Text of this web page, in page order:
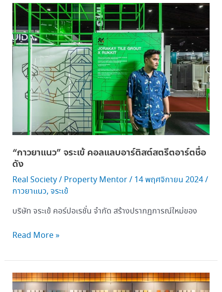
“กาวยาแนว” จระเข้ คอลแลบอาร์ติสต์สตรีตอาร์ตชื่อ
ดัง
Real Society/ Property Mentor/ 14 พฤศจิกายน 2024/
กาวยาแนว, จระเข้
บริษัท จระเข้ คอร์ปอเรชั่น จำกัด สร้างปรากฏการณ์ใหม่ของ
“กาว
ยา
แนว”
จระเข้
แล
บอาร์
ตอาร์ต
ดัง
Read More »
“จระเข้” ขอ